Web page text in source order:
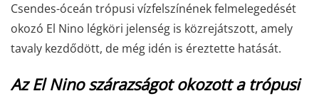
Csendes-óceán trópusi vízfelszínének felmelegedését
okozó El Nino légköri jelenség is közrejátszott, amely
tavaly kezdődött, de még idén is éreztette hatását.
Az El Nino szárazságot okozott a trópusi